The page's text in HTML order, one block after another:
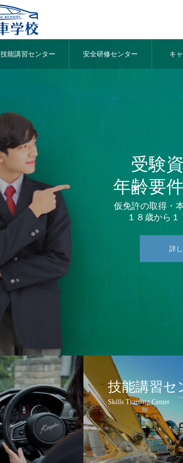
技能講習センター 安全研修センター キ
夏休み、最
技能講習セ
Skills Training Center